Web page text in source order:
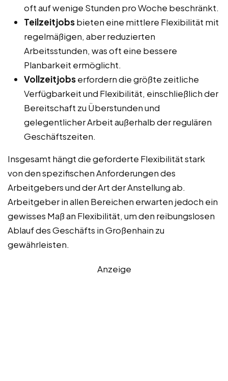
oft auf wenige Stunden pro Woche beschränkt.
Teilzeitjobsbieten eine mittlere Flexibilität mit
regelmäßigen, aber reduzierten
Arbeitsstunden, was oft eine bessere
Planbarkeit ermöglicht.
Vollzeitjobserfordern die größte zeitliche
Verfügbarkeit und Flexibilität, einschließlich der
Bereitschaft zu Überstunden und
gelegentlicher Arbeit außerhalb der regulären
Geschäftszeiten.
Insgesamt hängt die geforderte Flexibilität stark
von den spezifischen Anforderungen des
Arbeitgebers und der Art der Anstellung ab.
Arbeitgeber in allen Bereichen erwarten jedoch ein
gewisses Maß an Flexibilität, um den reibungslosen
Ablauf des Geschäfts in Großenhain zu
gewährleisten.
Anzeige